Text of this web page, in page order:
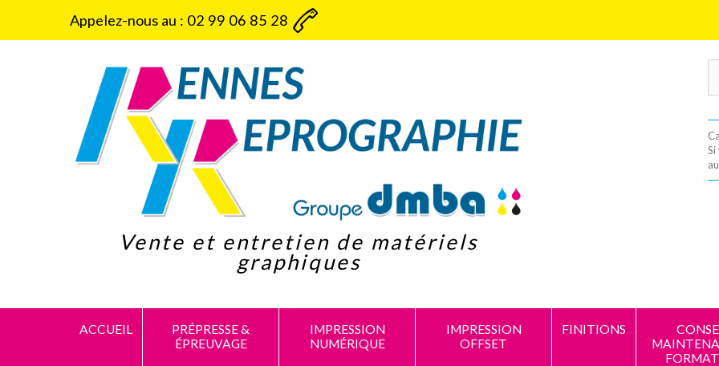
Appelez-nous au : 02 99 06 85 28
Vente et entretien de matériels
graphiques
ACCUEIL
PRÉPRESSE &
ÉPREUVAGE
IMPRESSION
NUMÉRIQUE
IMPRESSION
OFFSET
FINITIONS